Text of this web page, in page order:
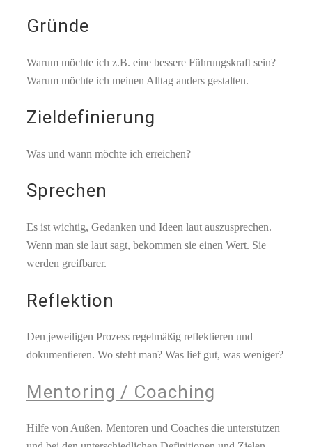
Gründe
Warum möchte ich z.B. eine bessere Führungskraft sein?
Warum möchte ich meinen Alltag anders gestalten.
Zieldefinierung
Was und wann möchte ich erreichen?
Sprechen
Es ist wichtig, Gedanken und Ideen laut auszusprechen.
Wenn man sie laut sagt, bekommen sie einen Wert. Sie
werden greifbarer.
Reflektion
Den jeweiligen Prozess regelmäßig reflektieren und
dokumentieren. Wo steht man? Was lief gut, was weniger?
Mentoring / Coaching
Hilfe von Außen. Mentoren und Coaches die unterstützen